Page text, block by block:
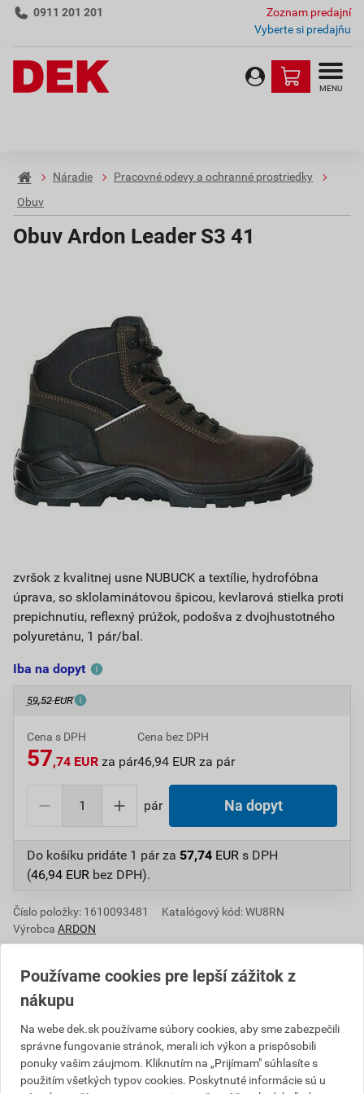
0911 201 201
Zoznam predajní
Vyberte si predajňu
MENU
Náradie
Pracovné odevy a ochranné prostriedky
Obuv
Obuv Ardon Leader S3 41
zvršok z kvalitnej usne NUBUCK a textílie, hydrofóbna
úprava, so sklolaminátovou špicou, kevlarová stielka proti
prepichnutiu, reflexný prúžok, podošva z dvojhustotného
polyuretánu, 1 pár/bal.
Iba na dopyt
59,52 EUR
Cena s DPH
57,74 EUR za pár
Cena bez DPH
46,94 EUR za pár
pár Na dopyt
Do košíku pridáte 1 párza 57,74 EUR s DPH
(46,94 EUR bez DPH).
Číslo položky: 1610093481
Katalógový kód: WU8RN
Výrobca ARDON
Informácie o cene
Aktuálna predajná cena po zľave 3% z cenníkovej ceny
46,94 EUR
bez DPH za pár
57,74 EUR
s DPH za pár
Používame cookies pre lepší zážitok z
nákupu
Na webe dek.sk používame súbory cookies, aby sme zabezpečili
správne fungovanie stránok, merali ich výkon a prispôsobili
ponuky vašim záujmom. Kliknutím na „Prijímam" súhlasíte s
použitím všetkých typov cookies. Poskytnuté informácie sú u